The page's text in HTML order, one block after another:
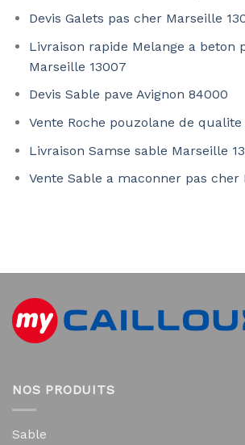
Devis Galets pas cher Marseille
Livraison rapide Melange a beton
Marseille 13007
Devis Sable pave Avignon 84000
Vente Roche pouzolane de qualite
Livraison Samse sable Marseille
Vente Sable a maconner pas cher
NOS PRODUITS
Sable